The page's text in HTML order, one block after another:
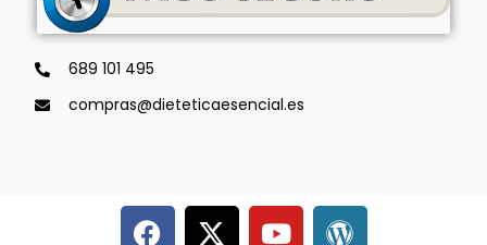
689 101 495
compras@dieteticaesencial.es